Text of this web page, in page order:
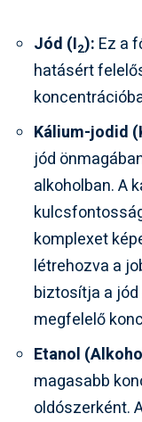
Jód (I2): Ez a
hatásért
Kálium-jodid
jód
alkoholban. A
komplexet
létrehozva a
biztosítja a
megfelelő
Etanol
magasabb
oldószerként.